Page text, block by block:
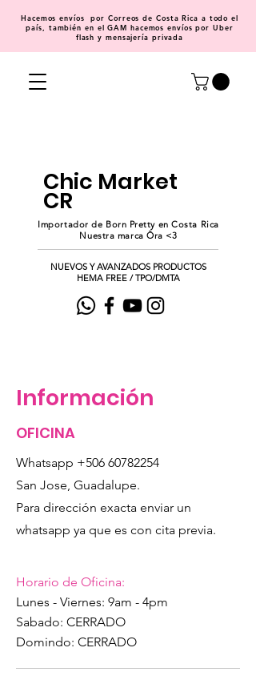
Hacemosenvíos por Correos de Costa Rica a todo el
país, también en el GAM hacemos envíos por Uber
flash y mensajería privada
Chic Market
CR
Importador de Born Pretty en Costa Rica
Nuestra marca Ōra <3
NUEVOS Y AVANZADOS PRODUCTOS
HEMA FREE / TPO/DMTA
Información
OFICINA
Whatsapp +506 60782254
San Jose, Guadalupe.
Para dirección exacta enviar un
whatsapp ya que es con cita previa.
Horario de Oficina:
Lunes - Viernes: 9am - 4pm
Sabado: CERRADO
Domindo: CERRADO